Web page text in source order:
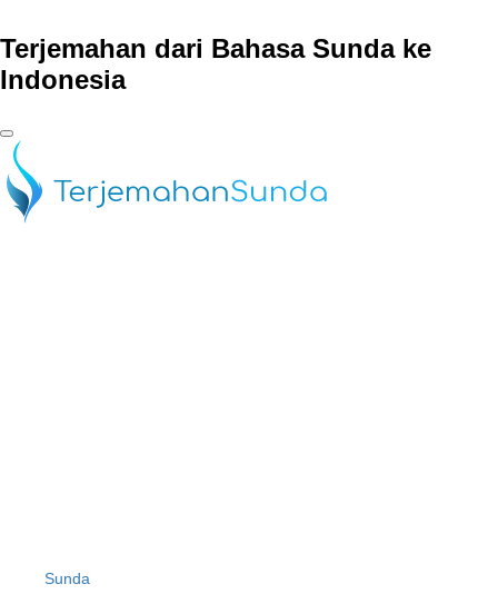
Terjemahan dari Bahasa Sunda ke
Indonesia
Sunda